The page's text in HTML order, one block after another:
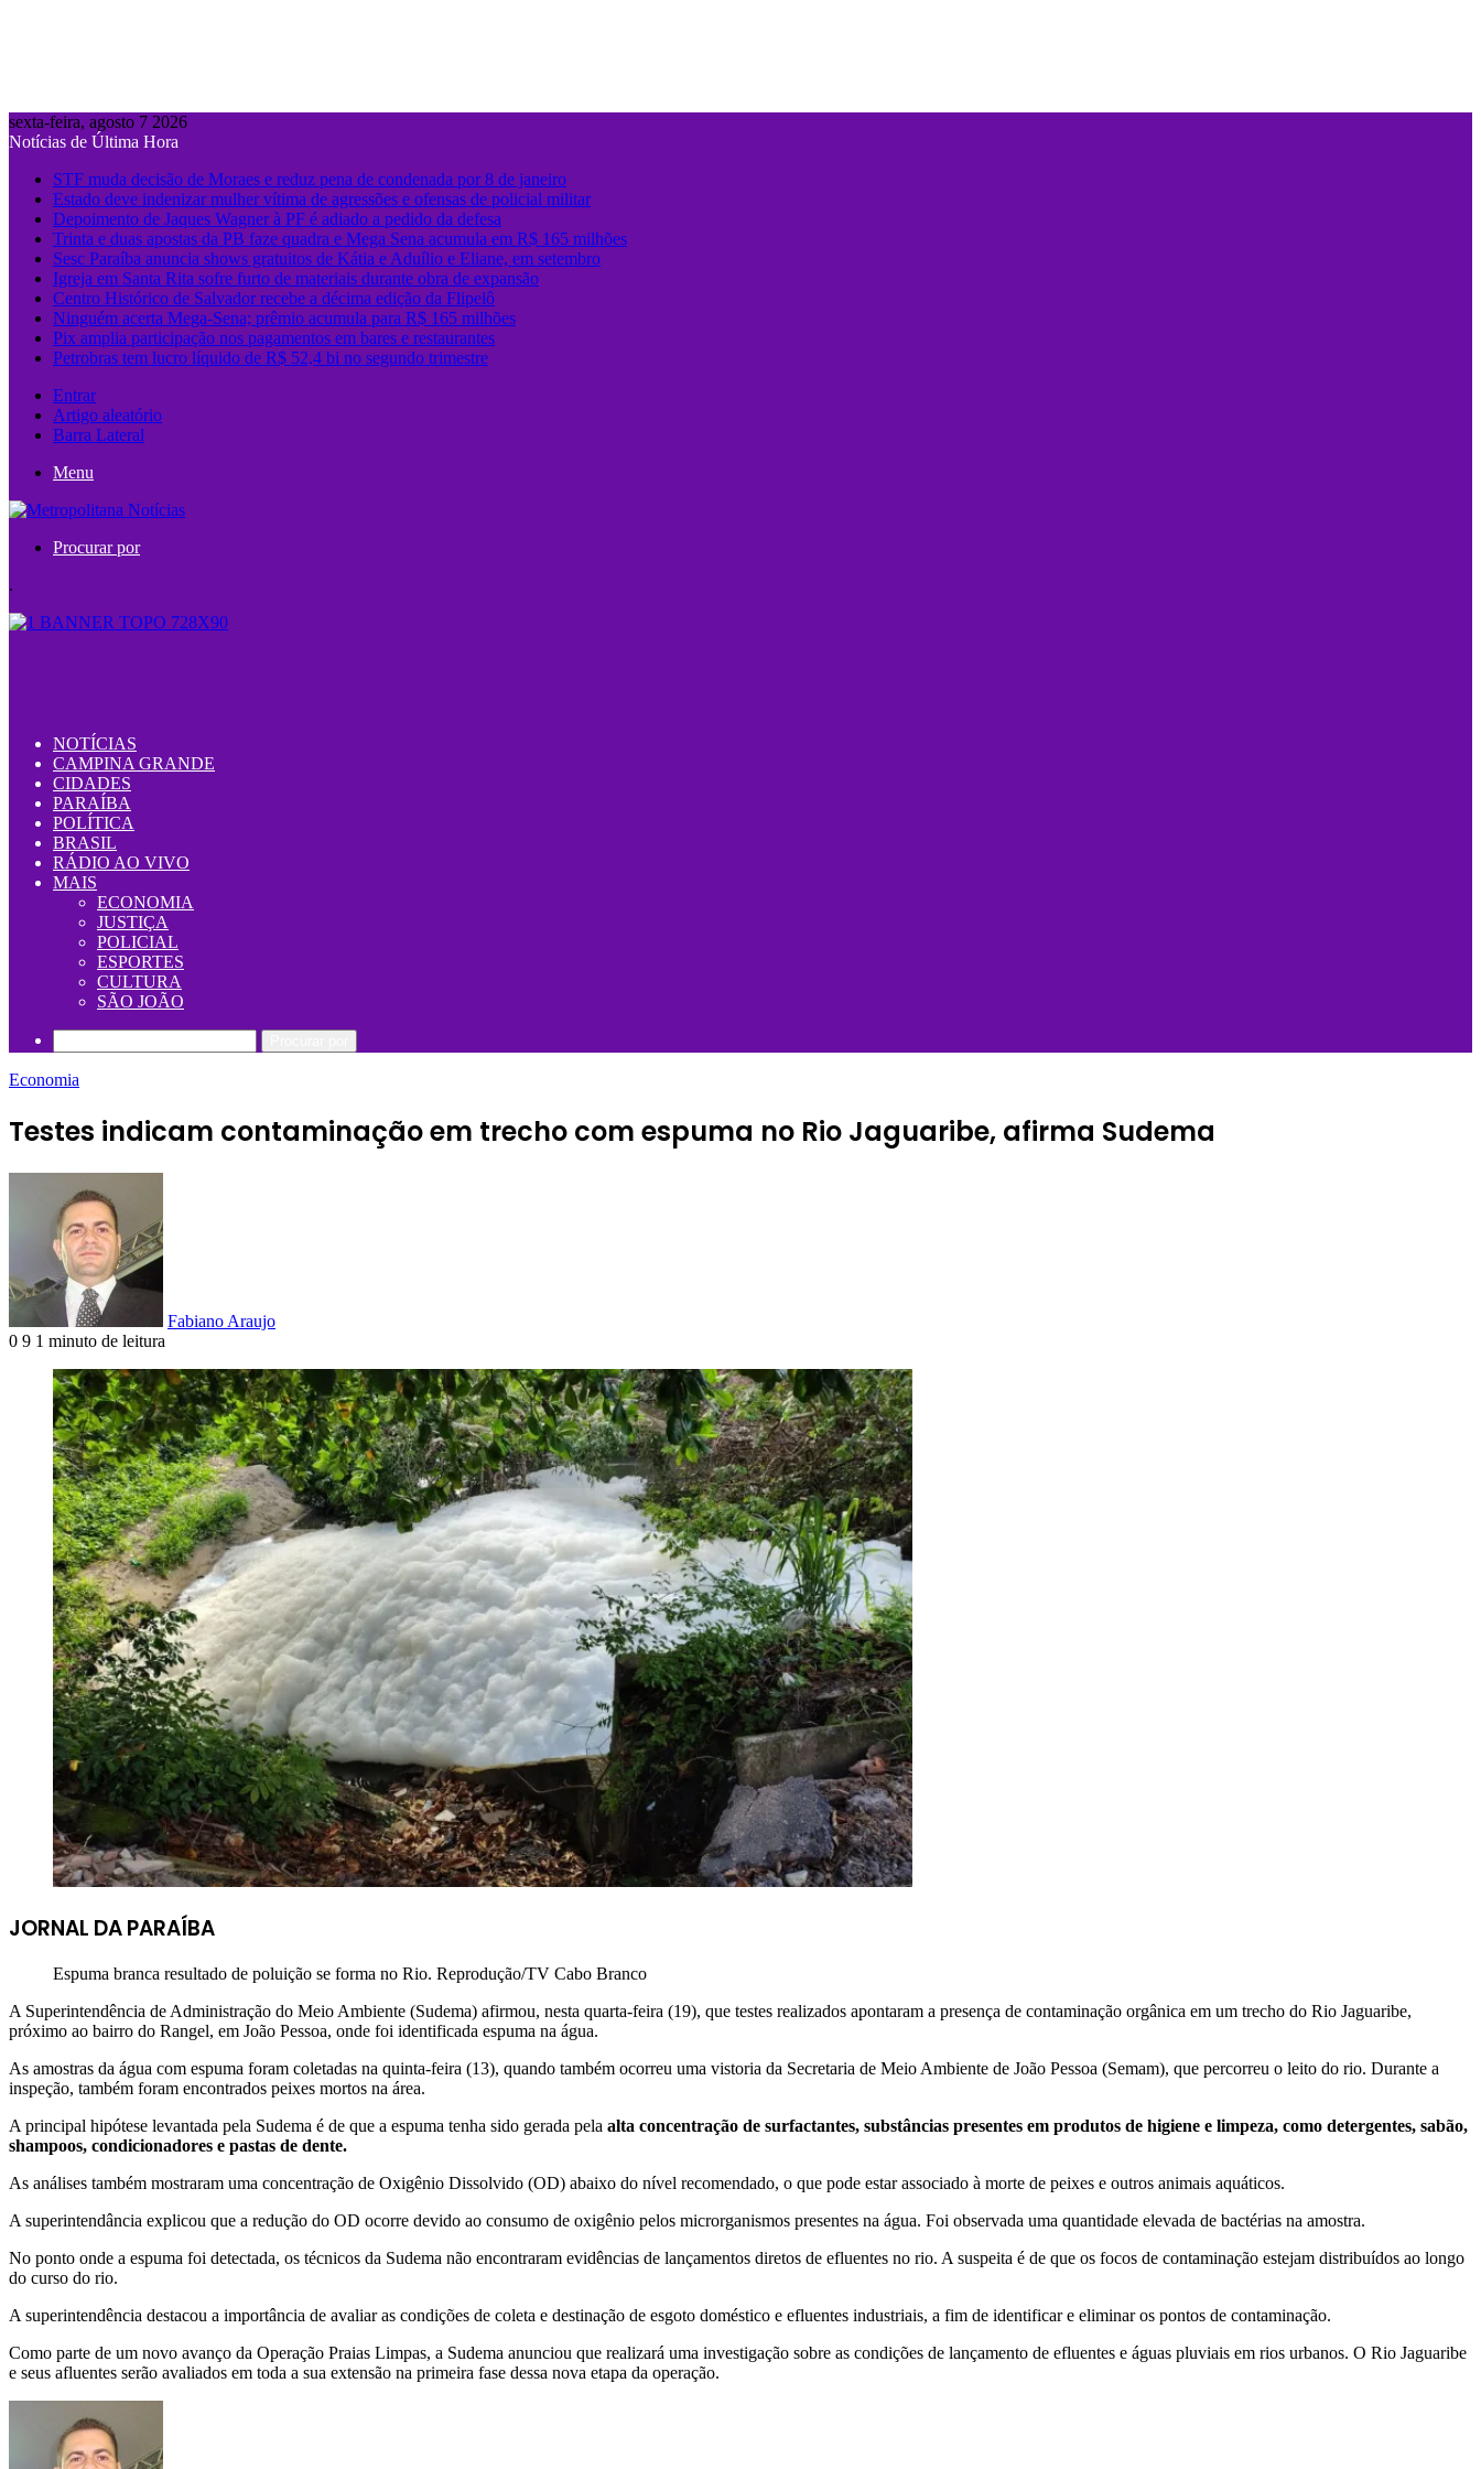
sexta-feira, agosto 7 2026
Notícias de Última Hora
STF muda decisão de Moraes e reduz pena de condenada por 8 de janeiro
Estado deve indenizar mulher vítima de agressões e ofensas de policial militar
Depoimento de Jaques Wagner à PF é adiado a pedido da defesa
Trinta e duas apostas da PB faze quadra e Mega Sena acumula em R$ 165 milhões
Sesc Paraíba anuncia shows gratuitos de Kátia e Aduílio e Eliane, em setembro
Igreja em Santa Rita sofre furto de materiais durante obra de expansão
Centro Histórico de Salvador recebe a décima edição da Flipelô
Ninguém acerta Mega-Sena; prêmio acumula para R$ 165 milhões
Pix amplia participação nos pagamentos em bares e restaurantes
Petrobras tem lucro líquido de R$ 52,4 bi no segundo trimestre
Entrar
Artigo aleatório
Barra Lateral
Menu
Procurar por
.
NOTÍCIAS
CAMPINA GRANDE
CIDADES
PARAÍBA
POLÍTICA
BRASIL
RÁDIO AO VIVO
MAIS
ECONOMIA
JUSTIÇA
POLICIAL
ESPORTES
CULTURA
SÃO JOÃO
Economia
Testes indicam contaminação em trecho com espuma no Rio Jaguaribe, afirma Sudema
Fabiano Araujo
0 9 1 minuto de leitura
JORNAL DA PARAÍBA
Espuma branca resultado de poluição se forma no Rio. Reprodução/TV Cabo Branco
A Superintendência de Administração do Meio Ambiente (Sudema) afirmou, nesta quarta-feira (19), que testes realizados apontaram a presença de contaminação orgânica em um trecho do Rio Jaguaribe,
próximo ao bairro do Rangel, em João Pessoa, onde foi identificada espuma na água.
As amostras da água com espuma foram coletadas na quinta-feira (13), quando também ocorreu uma vistoria da Secretaria de Meio Ambiente de João Pessoa (Semam), que percorreu o leito do rio. Durante a
inspeção, também foram encontrados peixes mortos na área.
A principal hipótese levantada pela Sudema é de que a espuma tenha sido gerada pela alta concentração de surfactantes, substâncias presentes em produtos de higiene e limpeza, como detergentes, sabão,
shampoos, condicionadores e pastas de dente.
As análises também mostraram uma concentração de Oxigênio Dissolvido (OD) abaixo do nível recomendado, o que pode estar associado à morte de peixes e outros animais aquáticos.
A superintendância explicou que a redução do OD ocorre devido ao consumo de oxigênio pelos microrganismos presentes na água. Foi observada uma quantidade elevada de bactérias na amostra.
No ponto onde a espuma foi detectada, os técnicos da Sudema não encontraram evidências de lançamentos diretos de efluentes no rio. A suspeita é de que os focos de contaminação estejam distribuídos ao longo
do curso do rio.
A superintendência destacou a importância de avaliar as condições de coleta e destinação de esgoto doméstico e efluentes industriais, a fim de identificar e eliminar os pontos de contaminação.
Como parte de um novo avanço da Operação Praias Limpas, a Sudema anunciou que realizará uma investigação sobre as condições de lançamento de efluentes e águas pluviais em rios urbanos. O Rio Jaguaribe
e seus afluentes serão avaliados em toda a sua extensão na primeira fase dessa nova etapa da operação.